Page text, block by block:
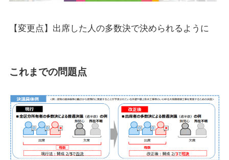
【変更点】出席した人の多数決で決められるように
これまでの問題点